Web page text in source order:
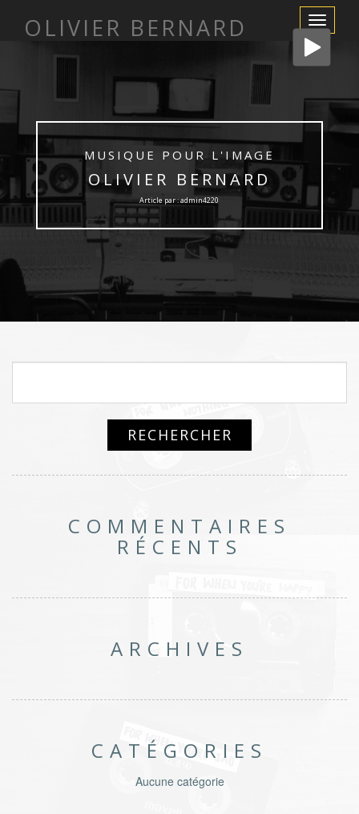
Afficher/
la
navigation
OLIVIER BERNARD
MUSIQUE POUR L'IMAGE
OLIVIER BERNARD
Article par : admin4220
COMMENTAIRES
RÉCENTS
ARCHIVES
CATÉGORIES
Aucune catégorie